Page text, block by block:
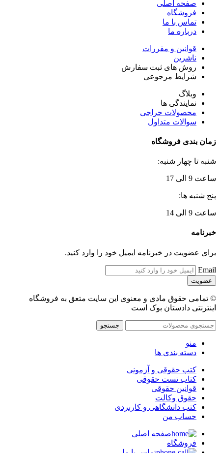
صفحه اصلی
فروشگاه
تماس با ما
درباره ما
قوانین و مقررات
ناشرین
روش های ثبت سفارش
شرایط مرجوعی
وبلاگ
نمایندگی ها
محصولات حراجی
سوالات متداول
زمان بندی فروشگاه
شنبه تا چهار شنبه:
ساعت 9 الی 17
پنج شنبه ها:
ساعت 9 الی 14
خبرنامه
برای عضویت در خبرنامه ایمیل خود را وارد کنید.
Email
© تمامی حقوق مادی و معنوی این سایت متعق به فروشگاه
اینترنتی دادستان بوک است
جستجو
منو
دسته بندی ها
کتب حقوقی و آزمونی
کتاب تست حقوقی
قوانین حقوقی
حقوق وکالت
کتب دانشگاهی و کاربردی
حساب من
صفحه اصلی
فروشگاه